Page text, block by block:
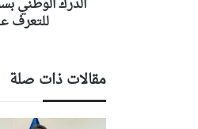
للتعرف
مقالات ذات صلة